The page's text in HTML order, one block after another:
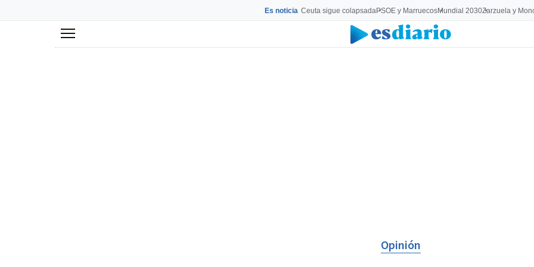
Es noticia Ceuta sigue colapsadaPSOE y MarruecosMundial 2030Zarzuela y
Menú
Opinión